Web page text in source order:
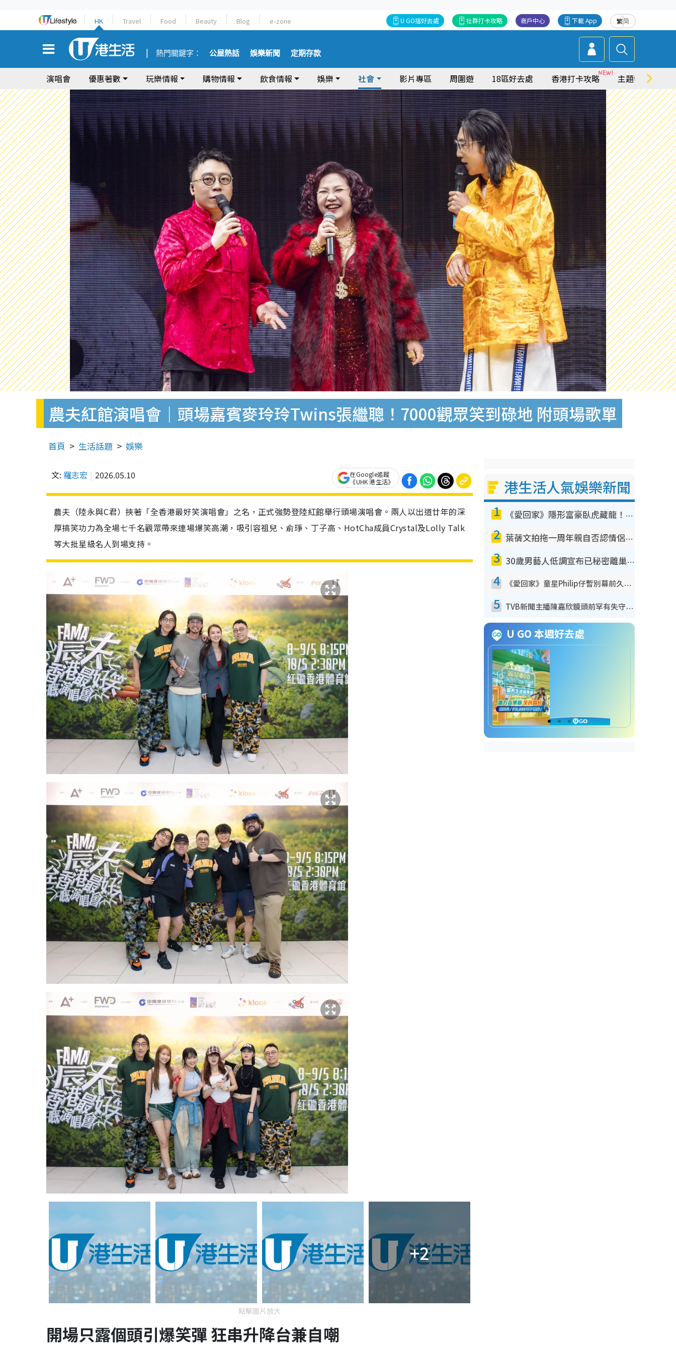
HK Travel Food Beauty Blog e-zone 繁简
下載 App
商戶中心
社群打卡攻略
U GO搵好去處
熱門關鍵字： 公屋熱話 娛樂新聞 定期存款
演唱會 優惠著數 玩樂情報 購物情報 飲食情報 娛樂 社會 影片專區 周圍遊 18區好去處 香港打卡攻略 主題特集
農夫紅館演唱會｜頭場嘉賓麥玲玲Twins張繼聰！7000觀眾笑到碌地 附頭場歌單
首頁 生活話題 娛樂
文: 羅志宏 2026.05.10
在Google追蹤
《UHK 港生活》
農夫（陸永與C君）挾著「全香港最好笑演唱會」之名，正式強勢登陸紅館舉行頭場演唱會。兩人以出道廿年的深
厚搞笑功力為全場七千名觀眾帶來連場爆笑高潮，吸引容祖兒、俞琤、丁子高、HotCha成員Crystal及Lolly Talk
等大批星級名人到場支持。
+2
點擊圖片放大
開場只露個頭引爆笑彈 狂串升降台兼自嘲
港生活人氣娛樂新聞
1 《愛回家》隱形富豪臥虎藏龍！盤點12位財氣逼人的有錢藝人：呢位靚女3億身家唔憂做
2 葉蒨文拍拖一周年親自否認情侶關係？！被質疑感情造假竟稱GM「普通同事」
3 30歲男藝人低調宣布已秘密離巢！人氣急跌變失蹤人口︰「這幾年過得並不容易」
4 《愛回家》童星Philip仔暫別幕前久違現身！15歲近況暴風長高蛻變帥氣少男
5 TVB新聞主播陳嘉欣鏡頭前罕有失守！遭林超英一句說話突襲嚇親當場大笑
U GO 本週好去處